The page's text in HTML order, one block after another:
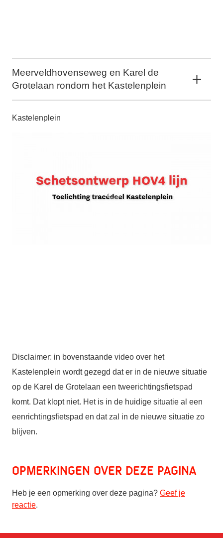
Meerveldhovenseweg en Karel de
Grotelaan rondom het Kastelenplein
Kastelenplein
Disclaimer: in bovenstaande video over het
Kastelenplein wordt gezegd dat er in de nieuwe situatie
op de Karel de Grotelaan een tweerichtingsfietspad
komt. Dat klopt niet. Het is in de huidige situatie al een
eenrichtingsfietspad en dat zal in de nieuwe situatie zo
blijven.
Opmerkingen over deze pagina
Heb je een opmerking over deze pagina? Geef je
reactie.